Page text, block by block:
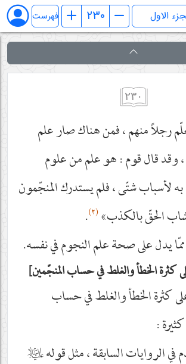
فهرست
٢٣٠
رجلاً منهم ، فمن هناك صار علم
وقد قال قوم : هو علم من علوم
به لأسباب شتّى ، فلم يستدرك المنجّمون
الحقّ بالكذب»(٢) .
يدل على صحة علم النجوم في نفسه.
كثرة الخطأ والغلط في حساب المنجّمين
كثرة الخطأ والغلط في حساب
:
في الروايات السابقة ، مثل قولهعليه‌السلام